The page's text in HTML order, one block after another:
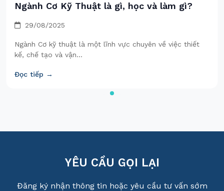
Ngành Cơ Kỹ Thuật là gì, học và làm gì?
29/08/2025
Ngành Cơ kỹ thuật là một lĩnh vực chuyên về việc thiết
kế, chế tạo và vận...
Đọc tiếp →
YÊU CẦU GỌI LẠI
Đăng ký nhận thông tin hoặc yêu cầu tư vấn sớm